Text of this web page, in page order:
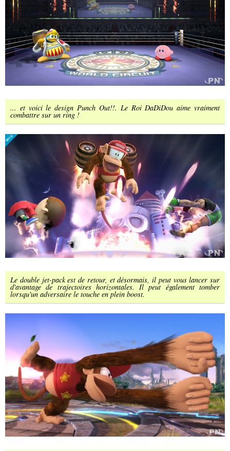
... et voici le design Punch Out!!. Le Roi DaDiDou aime vraiment
combattre sur un ring !
Le double jet-pack est de retour, et désormais, il peut vous lancer sur
d'avantage de trajectoires horizontales. Il peut également tomber
lorsqu'un adversaire le touche en plein boost.